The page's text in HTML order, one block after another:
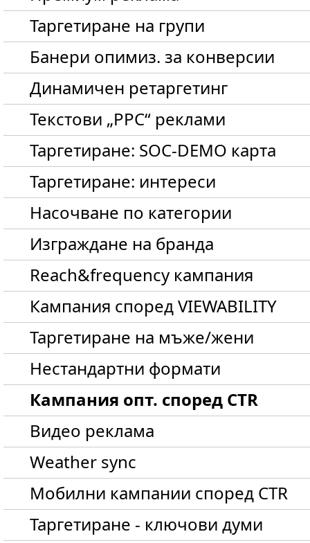
Таргетиране на групи
Банери опимиз. за конверсии
Динамичен ретаргетинг
Текстови „PPC“ реклами
Таргетиране: SOC-DEMO карта
Таргетиране: интереси
Hасочване по категории
Изграждане на бранда
Reach&frequency кампания
Кампания според VIEWABILITY
Таргетиране на мъже/жени
Нестандартни формати
Кампания опт. според CTR
Видео реклама
Weather sync
Мобилни кампании според CTR
Таргетиране - ключови думи